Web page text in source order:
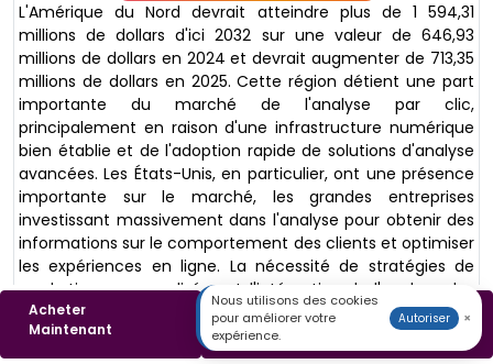
L'Amérique du Nord devrait atteindre plus de 1 594,31
millions de dollars d'ici 2032 sur une valeur de 646,93
millions de dollars en 2024 et devrait augmenter de 713,35
millions de dollars en 2025. Cette région détient une part
importante du marché de l'analyse par clic,
principalement en raison d'une infrastructure numérique
bien établie et de l'adoption rapide de solutions d'analyse
avancées. Les États-Unis, en particulier, ont une présence
importante sur le marché, les grandes entreprises
investissant massivement dans l'analyse pour obtenir des
informations sur le comportement des clients et optimiser
les expériences en ligne. La nécessité de stratégies de
marketing personnalisées et l'intégration de l'analyse des
mégadonnées favorisent le développement du marché.
L'Europe représente une part importante du marché
Acheter
Maintenant
Télécharger un
Échantillon
Nous utilisons des cookies
pour améliorer votre
expérience.
Autoriser ×